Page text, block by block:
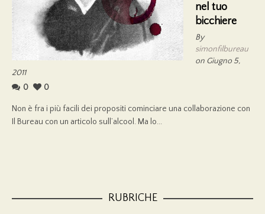
nel tuo
bicchiere
By
simonfilbureau
on Giugno 5,
2011
0
0
Non è fra i più facili dei propositi cominciare una collaborazione con
Il Bureau con un articolo sull’alcool. Ma lo...
RUBRICHE